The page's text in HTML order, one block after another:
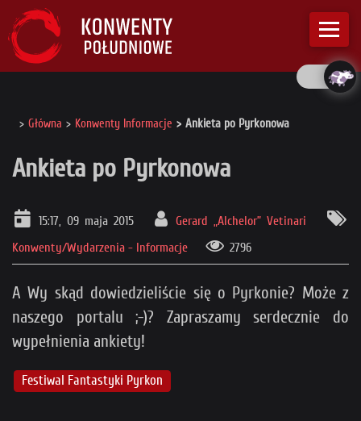
Główna Konwenty Informacje Ankieta po Pyrkonowa
Ankieta po Pyrkonowa
15:17, 09 maja 2015
Gerard „Alchelor” Vetinari
Konwenty/Wydarzenia - Informacje
2796
A Wy skąd dowiedzieliście się o Pyrkonie? Może z
naszego portalu ;-)? Zapraszamy serdecznie do
wypełnienia ankiety!
Festiwal Fantastyki Pyrkon